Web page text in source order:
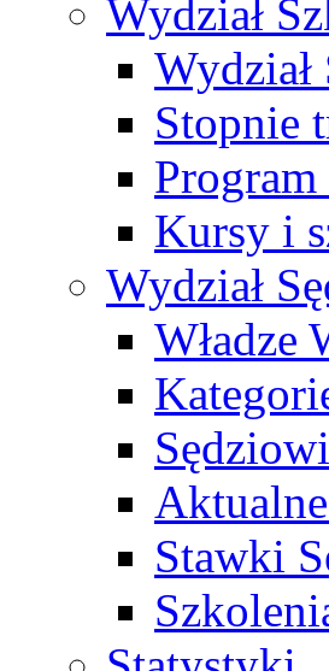
Wydział
Wydział
Stopnie
Kursy i
Wydział
Władze
Stawki